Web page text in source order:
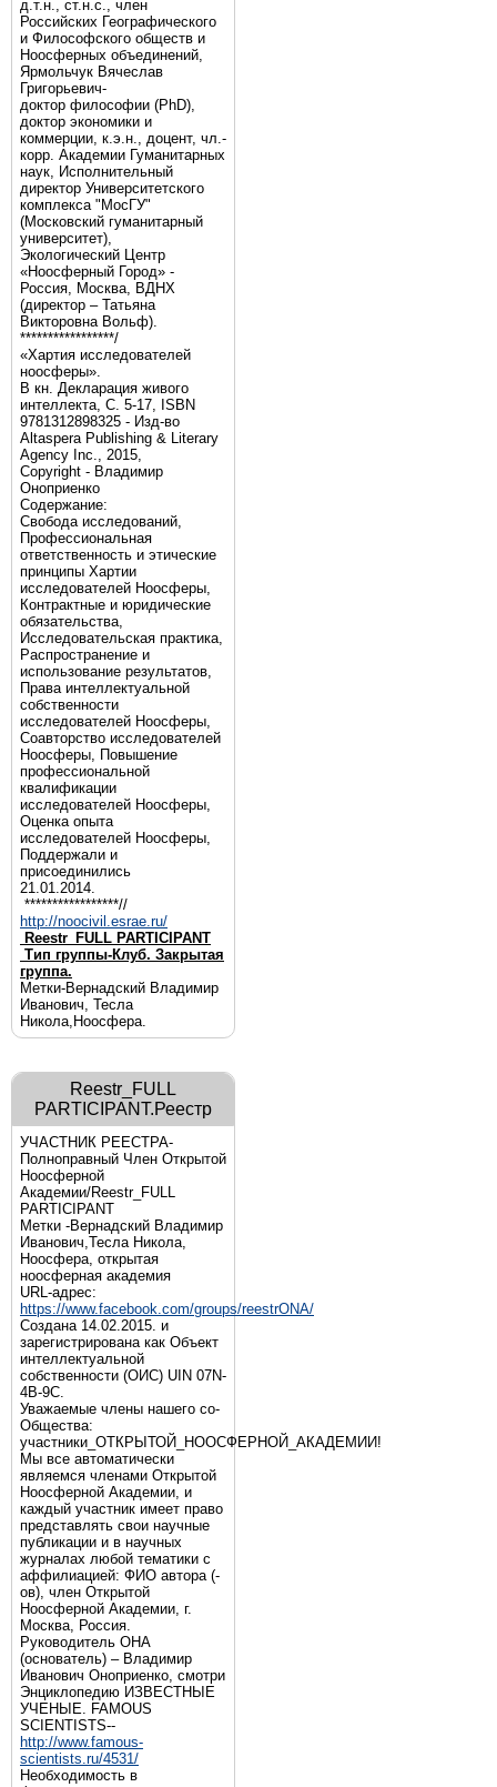
д.т.н., ст.н.с., член
Российских Географического
и Философского обществ и
Ноосферных объединений,
Ярмольчук Вячеслав
Григорьевич-
доктор философии (PhD),
доктор экономики и
коммерции, к.э.н., доцент, чл.-
корр. Академии Гуманитарных
наук, Исполнительный
директор Университетского
комплекса "МосГУ"
(Московский гуманитарный
университет),
Экологический Центр
«Ноосферный Город» -
Россия, Москва, ВДНХ
(директор – Татьяна
Викторовна Вольф).
*****************/
«Хартия исследователей
ноосферы».
В кн. Декларация живого
интеллекта, С. 5-17, ISBN
9781312898325 - Изд-во
Altaspera Publishing & Literary
Agency Inc., 2015,
Copyright - Владимир
Оноприенко
Содержание:
Свобода исследований,
Профессиональная
ответственность и этические
принципы Хартии
исследователей Ноосферы,
Контрактные и юридические
обязательства,
Исследовательская практика,
Распространение и
использование результатов,
Права интеллектуальной
собственности
исследователей Ноосферы,
Соавторство исследователей
Ноосферы, Повышение
профессиональной
квалификации
исследователей Ноосферы,
Оценка опыта
исследователей Ноосферы,
Поддержали и
присоединились
21.01.2014.
*****************//
http://noocivil.esrae.ru/
Reestr_FULL PARTICIPANT
Тип группы-Клуб. Закрытая
группа.
Метки-Вернадский Владимир
Иванович, Тесла
Никола,Ноосфера.
Reestr_FULL
PARTICIPANT.Реестр
УЧАСТНИК РЕЕСТРА-
Полноправный Член Открытой
Ноосферной
Академии/Reestr_FULL
PARTICIPANT
Метки -Вернадский Владимир
Иванович,Тесла Никола,
Ноосфера, открытая
ноосферная академия
URL-адрес:
https://www.facebook.com/groups/reestrONA/
Создана 14.02.2015. и
зарегистрирована как Объект
интеллектуальной
собственности (ОИС) UIN 07N-
4B-9C.
Уважаемые члены нашего со-
Общества:
участники_ОТКРЫТОЙ_НООСФЕРНОЙ_АКАДЕМИИ!
Мы все автоматически
являемся членами Открытой
Ноосферной Академии, и
каждый участник имеет право
представлять свои научные
публикации и в научных
журналах любой тематики с
аффилиацией: ФИО автора (-
ов), член Открытой
Ноосферной Академии, г.
Москва, Россия.
Руководитель ОНА
(основатель) – Владимир
Иванович Оноприенко, смотри
Энциклопедию ИЗВЕСТНЫЕ
УЧЕНЫЕ. FAMOUS
SCIENTISTS--
http://www.famous-
scientists.ru/4531/
Необходимость в